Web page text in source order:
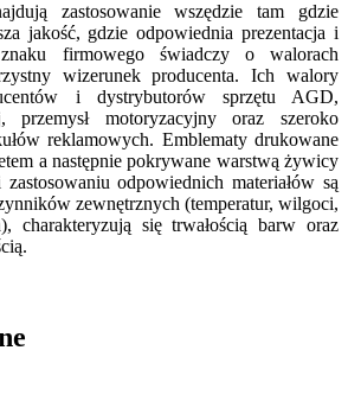
zastosowanie wszędzie tam gdzie
jakość, gdzie odpowiednia prezentacja i
firmowego świadczy o walorach
wizerunek producenta. Ich walory
i dystrybutorów sprzętu AGD,
przemysł motoryzacyjny oraz szeroko
reklamowych. Emblematy drukowane
a następnie pokrywane warstwą żywicy
odpowiednich materiałów są
zewnętrznych (temperatur, wilgoci,
charakteryzują się trwałością barw oraz